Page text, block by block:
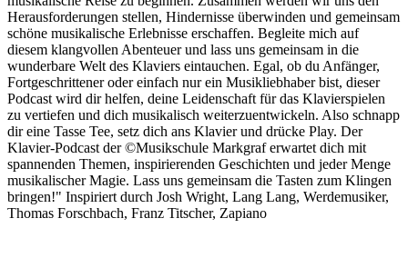
Herausforderungen stellen, Hindernisse überwinden und gemeinsam
schöne musikalische Erlebnisse erschaffen. Begleite mich auf
diesem klangvollen Abenteuer und lass uns gemeinsam in die
wunderbare Welt des Klaviers eintauchen. Egal, ob du Anfänger,
Fortgeschrittener oder einfach nur ein Musikliebhaber bist, dieser
Podcast wird dir helfen, deine Leidenschaft für das Klavierspielen
zu vertiefen und dich musikalisch weiterzuentwickeln. Also schnapp
dir eine Tasse Tee, setz dich ans Klavier und drücke Play. Der
Klavier-Podcast der ©Musikschule Markgraf erwartet dich mit
spannenden Themen, inspirierenden Geschichten und jeder Menge
musikalischer Magie. Lass uns gemeinsam die Tasten zum Klingen
bringen!" Inspiriert durch Josh Wright, Lang Lang, Werdemusiker,
Thomas Forschbach, Franz Titscher, Zapiano